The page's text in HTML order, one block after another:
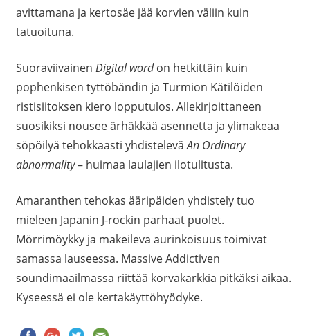
avittamana ja kertosäe jää korvien väliin kuin
tatuoituna.
Suoraviivainen Digital wordon hetkittäin kuin
pophenkisen tyttöbändin ja Turmion Kätilöiden
ristisiitoksen kiero lopputulos. Allekirjoittaneen
suosikiksi nousee ärhäkkää asennetta ja ylimakeaa
söpöilyä tehokkaasti yhdisteleväAn Ordinary
abnormality– huimaa laulajien ilotulitusta.
Amaranthen tehokas ääripäiden yhdistely tuo
mieleen Japanin J-rockin parhaat puolet.
Mörrimöykky ja makeileva aurinkoisuus toimivat
samassa lauseessa. Massive Addictiven
soundimaailmassa riittää korvakarkkia pitkäksi aikaa.
Kyseessä ei ole kertakäyttöhyödyke.